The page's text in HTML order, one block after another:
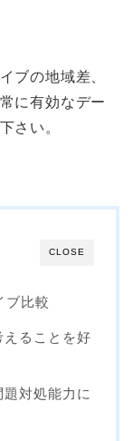
ブの地域差、
に有効なデー
さい。
CLOSE
ブ比較
えることを好
対処能力に